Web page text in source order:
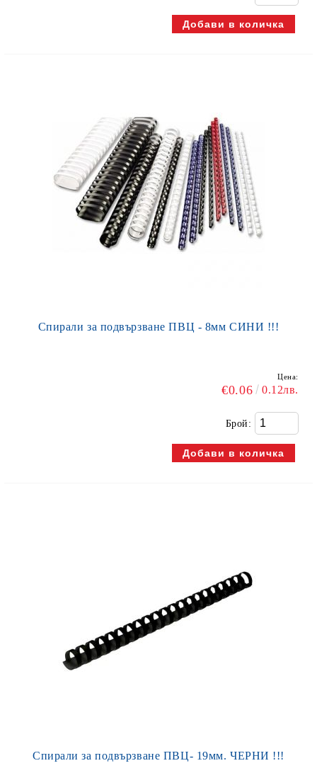
Спирали за подвързване ПВЦ - 8мм СИНИ !!!
Цена:
€0.06 0.12лв.
Брой:
Спирали за подвързване ПВЦ- 19мм. ЧЕРНИ !!!